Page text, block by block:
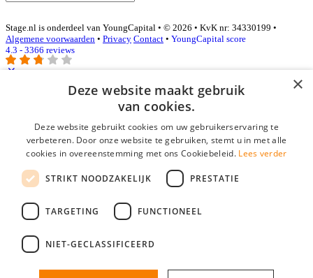
Stage.nl is onderdeel van YoungCapital • © 2026 • KvK nr: 34330199 •
Algemene voorwaarden • Privacy Contact • YoungCapital score
4.3 - 3366 reviews
Inloggen als bedrijf
E-mail*
Wachtwoord
login gegevens onthouden
login
Bedrijf aanmelden
×
Deze website maakt gebruik
van cookies.
Deze website gebruikt cookies om uw gebruikerservaring te
verbeteren. Door onze website te gebruiken, stemt u in met alle
cookies in overeenstemming met ons Cookiebeleid. Lees verder
STRIKT NOODZAKELIJK PRESTATIE
TARGETING FUNCTIONEEL
NIET-GECLASSIFICEERD